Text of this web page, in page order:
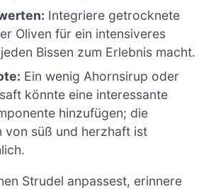
Integriere getrocknete
Oliven für ein intensiveres
Bissen zum Erlebnis macht.
Ein wenig Ahornsirup oder
könnte eine interessante
hinzufügen; die
von süß und herzhaft ist
Strudel anpassest, erinnere